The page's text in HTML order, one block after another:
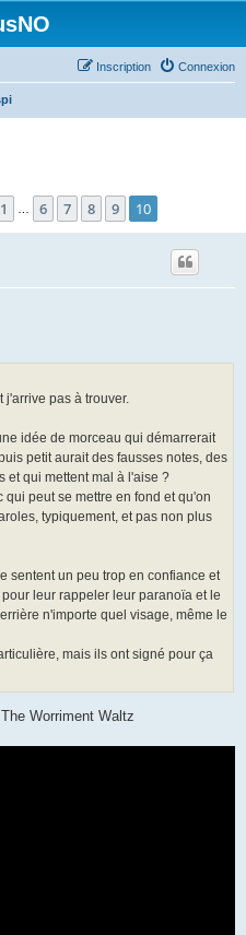
Connexion
Inscription
10 sur 10
Précédent
1 6 7 8 9 10
j'arrive pas à trouver.
idée de morceau qui démarrerait
petit aurait des fausses notes, des
et qui mettent mal à l'aise ?
qui peut se mettre en fond et qu'on
typiquement, et pas non plus
sentent un peu trop en confiance et
leur rappeler leur paranoïa et le
n'importe quel visage, même le
mais ils ont signé pour ça
Worriment Waltz